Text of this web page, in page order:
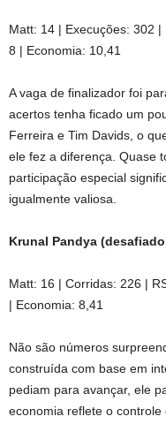
Matt: 14 | Execuções: 302
8 | Economia: 10,41
A vaga de finalizador foi
acertos tenha ficado um
Ferreira e Tim Davids, o
ele fez a diferença. Quase
participação especial
igualmente valiosa.
Krunal Pandya
Matt: 16 | Corridas: 226 |
| Economia: 8,41
Não são números
construída com base em
pediam para avançar, ele
economia reflete o